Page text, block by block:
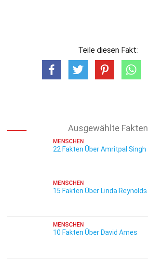
Teile diesen Fakt:
Ausgewählte Fakten
MENSCHEN
22 Fakten Über Amritpal Singh
MENSCHEN
15 Fakten Über Linda Reynolds
MENSCHEN
10 Fakten Über David Ames